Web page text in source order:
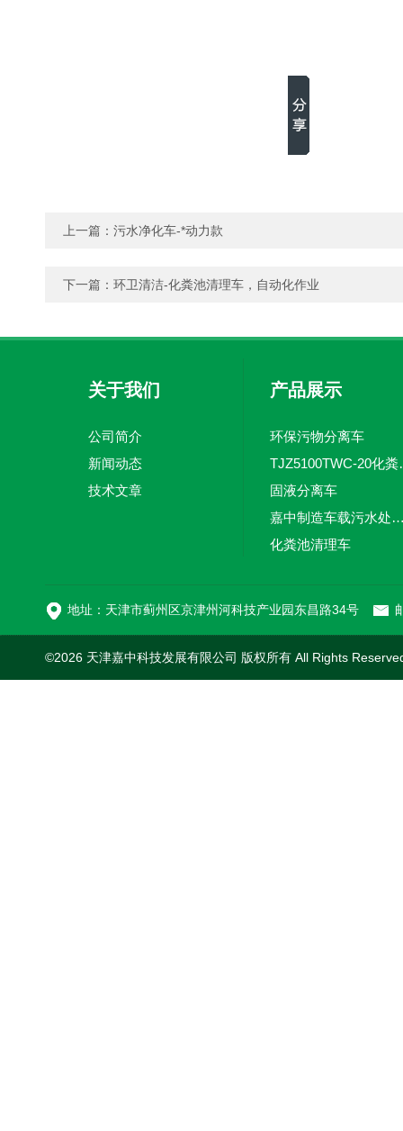
上一篇： 污水净化车-*动力款
下一篇： 环卫清洁-化粪池清理车，自动化作业
关于我们
公司简介
新闻动态
技术文章
产品展示
环保污物分离车
固液分离车
嘉中制造车载污水处理设备-环
化粪池清理车
地址：天津市蓟州区京津州河科技产业园东昌路34号
©2026 天津嘉中科技发展有限公司 版权所有 All Rights